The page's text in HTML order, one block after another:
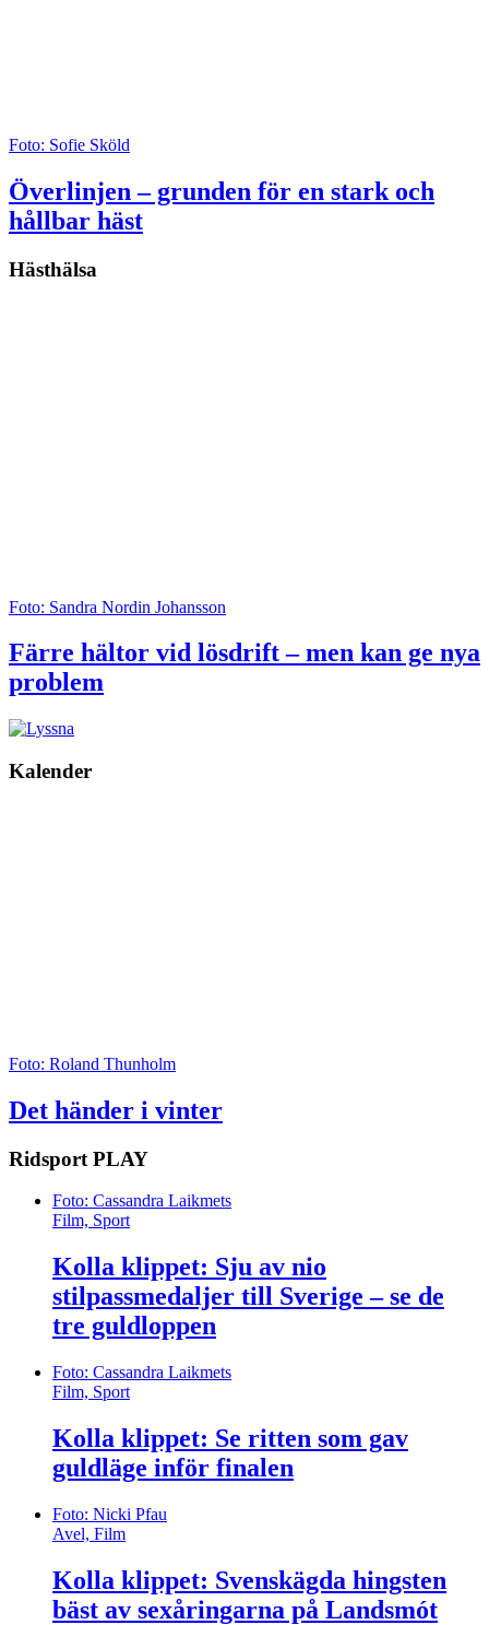
Foto: Sofie Sköld
Överlinjen – grunden för en stark och
hållbar häst
Hästhälsa
Foto: Sandra Nordin Johansson
Färre hältor vid lösdrift – men kan ge nya
problem
Kalender
Foto: Roland Thunholm
Det händer i vinter
Ridsport PLAY
Foto: Cassandra Laikmets
Film, Sport
Kolla klippet: Sju av nio
stilpassmedaljer till Sverige – se de
tre guldloppen
Foto: Cassandra Laikmets
Film, Sport
Kolla klippet: Se ritten som gav
guldläge inför finalen
Foto: Nicki Pfau
Avel, Film
Kolla klippet: Svenskägda hingsten
bäst av sexåringarna på Landsmót